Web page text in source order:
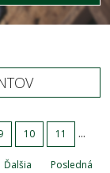
10 11
Ďalšia Posledná
...